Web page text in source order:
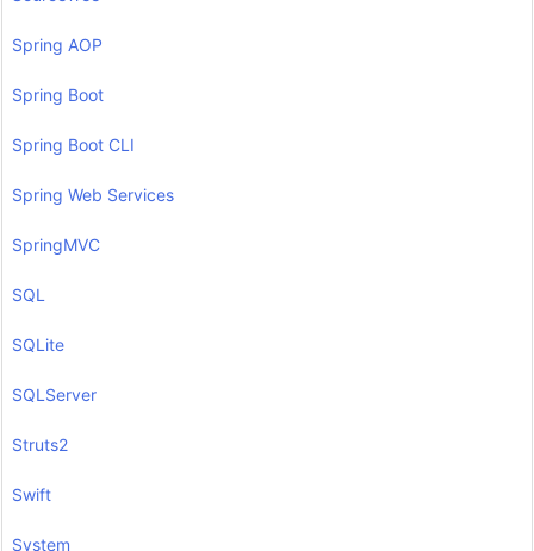
Spring AOP
Spring Boot
Spring Boot CLI
Spring Web Services
SpringMVC
SQL
SQLite
SQLServer
Struts2
Swift
System